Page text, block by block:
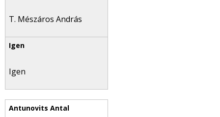
T. Mészáros András
Igen